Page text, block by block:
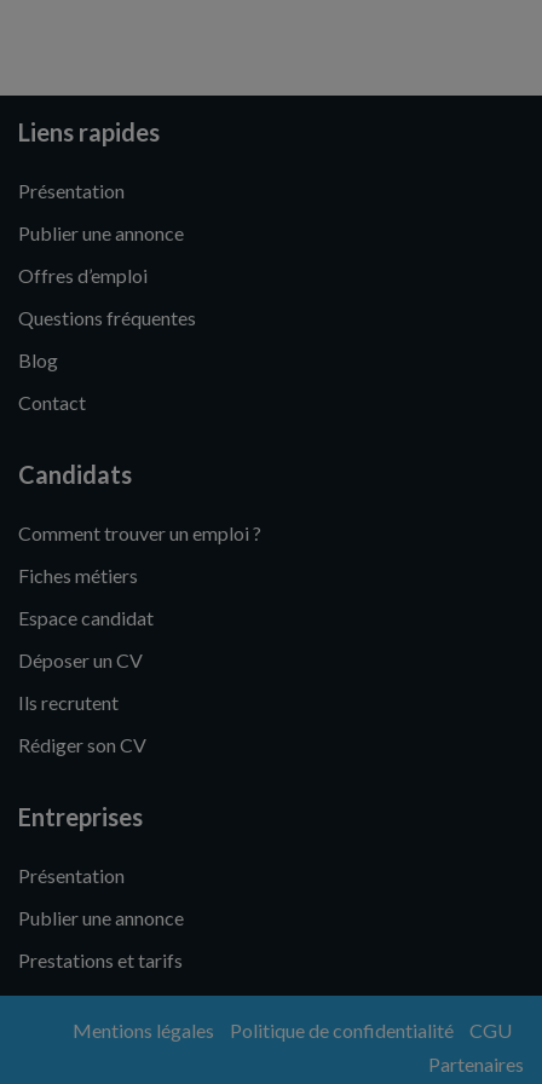
Liens rapides
Présentation
Publier une annonce
Offres d’emploi
Questions fréquentes
Blog
Contact
Candidats
Comment trouver un emploi ?
Fiches métiers
Espace candidat
Déposer un CV
Ils recrutent
Rédiger son CV
Entreprises
Présentation
Publier une annonce
Prestations et tarifs
Mentions légales Politique de confidentialité
CGU
Partenaires